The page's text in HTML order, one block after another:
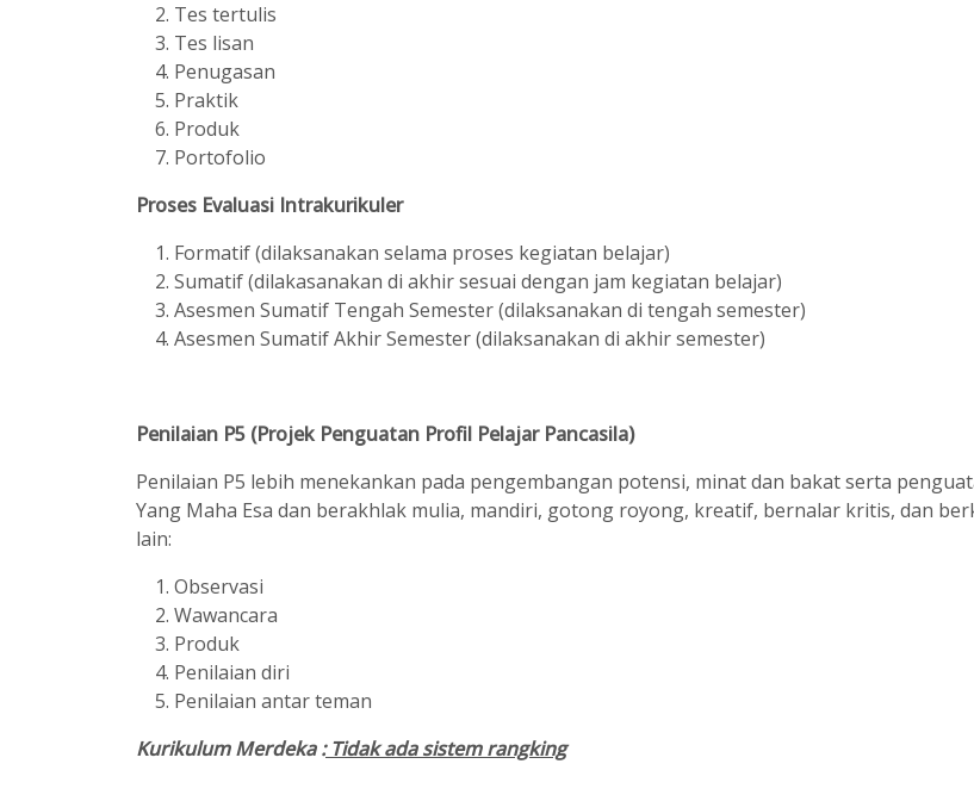
Tes tertulis
Tes lisan
Penugasan
Praktik
Produk
Portofolio
Proses Evaluasi Intrakurikuler
Formatif (dilaksanakan selama proses kegiatan belajar)
Sumatif (dilakasanakan di akhir sesuai dengan jam kegiatan belajar)
Asesmen Sumatif Tengah Semester (dilaksanakan di tengah semester)
Asesmen Sumatif Akhir Semester (dilaksanakan di akhir semester)
Penilaian P5 (Projek Penguatan Profil Pelajar Pancasila)
Penilaian P5 lebih menekankan pada pengembangan potensi, minat dan bakat serta
Yang Maha Esa dan berakhlak mulia, mandiri, gotong royong, kreatif, bernalar kritis, dan
lain:
Observasi
Wawancara
Produk
Penilaian diri
Penilaian antar teman
Kurikulum Merdeka :Tidak ada sistem rangking